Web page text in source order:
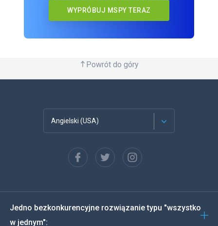
WYPRÓBUJ MSPY TERAZ
Powrót do góry
Angielski (USA)
Español
Deutsch
Jedno bezkonkurencyjne rozwiązanie typu "wszystko
w jednym":